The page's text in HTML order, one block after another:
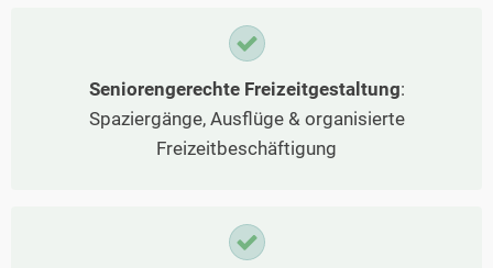
Seniorengerechte Freizeitgestaltung:
Spaziergänge, Ausflüge & organisierte
Freizeitbeschäftigung